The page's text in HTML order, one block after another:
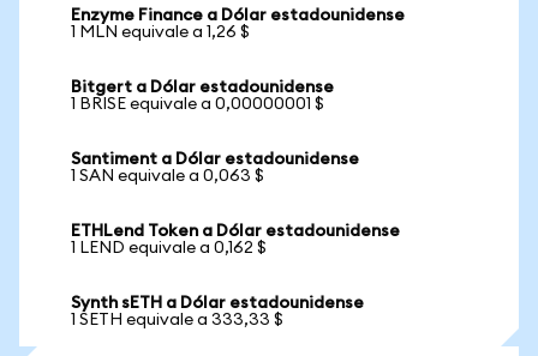
Enzyme Finance a Dólar estadounidense
1 MLN equivale a 1,26 $
Bitgert a Dólar estadounidense
1 BRISE equivale a 0,00000001 $
Santiment a Dólar estadounidense
1 SAN equivale a 0,063 $
ETHLend Token a Dólar estadounidense
1 LEND equivale a 0,162 $
Synth sETH a Dólar estadounidense
1 SETH equivale a 333,33 $